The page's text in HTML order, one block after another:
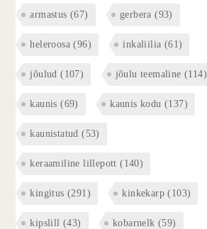
armastus (67) gerbera (93)
heleroosa (96) inkaliilia (61)
jõulud (107) jõulu teemaline (114)
kaunis (69) kaunis kodu (137)
kaunistatud (53)
keraamiline lillepott (140)
kingitus (291) kinkekarp (103)
kipslill (43) kobarnelk (59)